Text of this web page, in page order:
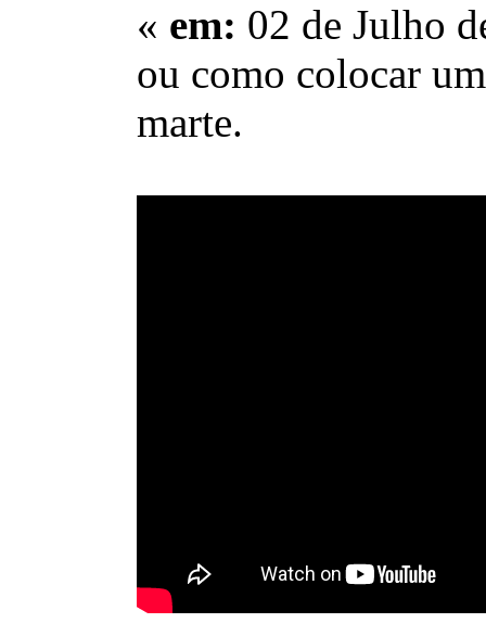
« em: 02 de Julho
ou como colocar
marte.